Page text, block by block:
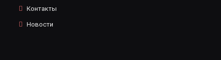
Контакты
Новости